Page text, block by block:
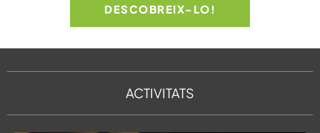
DESCOBREIX-LO!
ACTIVITATS